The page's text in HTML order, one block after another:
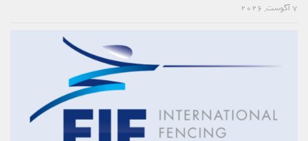
7 آگوست, 2026